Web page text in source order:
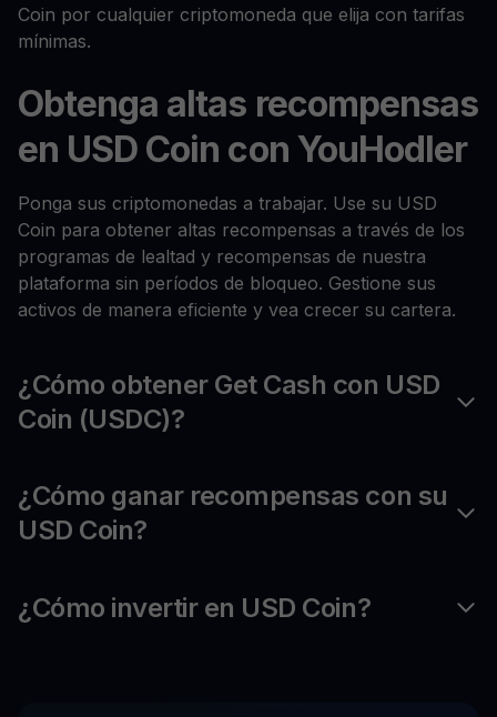
Coin por cualquier criptomoneda que elija con tarifas
mínimas.
Obtenga altas recompensas
en USD Coin con YouHodler
Ponga sus criptomonedas a trabajar. Use su USD
Coin para obtener altas recompensas a través de los
programas de lealtad y recompensas de nuestra
plataforma sin períodos de bloqueo. Gestione sus
activos de manera eficiente y vea crecer su cartera.
¿Cómo obtener Get Cash con USD
Coin (USDC)?
¿Cómo ganar recompensas con su
USD Coin?
¿Cómo invertir en USD Coin?